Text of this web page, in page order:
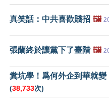
真笑話：中共喜歡賤招 🖼️
張蘭終於讓黨下了臺階 🖼️
糞坑學！爲何外企到華就變
(38,733次)